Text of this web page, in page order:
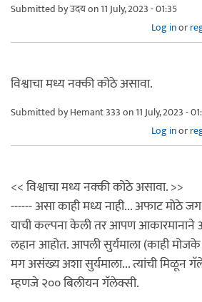
Submitted byउदयon 11 July, 2023 - 01:35
Log inor
विश्वाचा मध्य नक्की कोठे असावा.
Submitted byHemant 333on 11 July, 2023 -
Log inor
<< विश्वाचा मध्य नक्की कोठे असावा. >>
------ असा काही मध्य नाही... अफाट मोठे
याची कल्पना केली तर आपण आकारमानाने
लहान आहोत. आपली सुर्यमाला (काही मोजके
मग असंख्य अशा सुर्यमाला... त्यांची
म्हणजे २०० बिलीयन गॅलेक्सी.